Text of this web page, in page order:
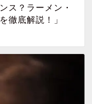
ス？ラーメン・
徹底解説！」